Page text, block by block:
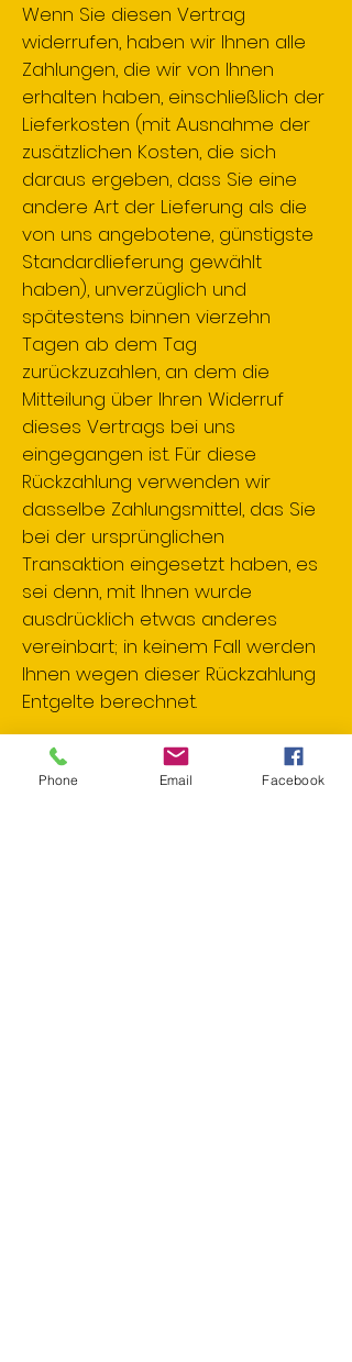
Wenn Sie diesen Vertrag
widerrufen, haben wir Ihnen alle
Zahlungen, die wir von Ihnen
erhalten haben, einschließlich der
Lieferkosten (mit Ausnahme der
zusätzlichen Kosten, die sich
daraus ergeben, dass Sie eine
andere Art der Lieferung als die
von uns angebotene, günstigste
Standardlieferung gewählt
haben), unverzüglich und
spätestens binnen vierzehn
Tagen ab dem Tag
zurückzuzahlen, an dem die
Mitteilung über Ihren Widerruf
dieses Vertrags bei uns
eingegangen ist. Für diese
Rückzahlung verwenden wir
dasselbe Zahlungsmittel, das Sie
bei der ursprünglichen
Transaktion eingesetzt haben, es
sei denn, mit Ihnen wurde
ausdrücklich etwas anderes
vereinbart; in keinem Fall werden
Ihnen wegen dieser Rückzahlung
Entgelte berechnet.
Haben Sie verlangt, dass die
Dienstleistungen während der
Phone Email Facebook